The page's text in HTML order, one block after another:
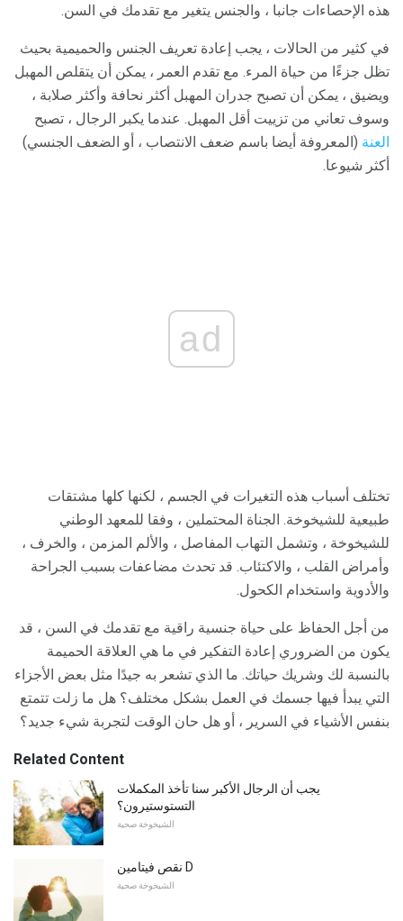
هذه الإحصاءات جانبا ، والجنس يتغير مع تقدمك في السن.
في كثير من الحالات ، يجب إعادة تعريف الجنس والحميمية بحيث
تظل جزءًا من حياة المرء. مع تقدم العمر ، يمكن أن يتقلص المهبل
ويضيق ، يمكن أن تصبح جدران المهبل أكثر نحافة وأكثر صلابة ،
وسوف تعاني من تزييت أقل المهبل. عندما يكبر الرجال ، تصبح
العنة (المعروفة أيضا باسم ضعف الانتصاب ، أو الضعف الجنسي)
أكثر شيوعا.
ad
تختلف أسباب هذه التغيرات في الجسم ، لكنها كلها مشتقات
طبيعية للشيخوخة. الجناة المحتملين ، وفقا للمعهد الوطني
للشيخوخة ، وتشمل التهاب المفاصل ، والألم المزمن ، والخرف ،
وأمراض القلب ، والاكتئاب. قد تحدث مضاعفات بسبب الجراحة
والأدوية واستخدام الكحول.
من أجل الحفاظ على حياة جنسية راقية مع تقدمك في السن ، قد
يكون من الضروري إعادة التفكير في ما هي العلاقة الحميمة
بالنسبة لك وشريك حياتك. ما الذي تشعر به جيدًا مثل بعض الأجزاء
التي يبدأ فيها جسمك في العمل بشكل مختلف؟ هل ما زلت تتمتع
بنفس الأشياء في السرير ، أو هل حان الوقت لتجربة شيء جديد؟
Related Content
يجب أن الرجال الأكبر سنا تأخذ المكملات
التستوستيرون؟
الشيخوخة صحية
نقص فيتامين D
الشيخوخة صحية